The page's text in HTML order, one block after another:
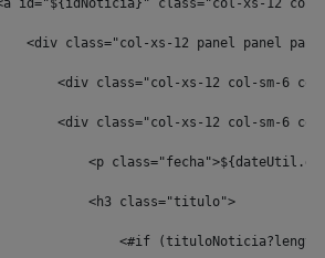
id="${idNoticia}" class="col-xs-12
<div class="col-xs-12 panel panel
<div class="col-xs-12 col-sm-6
<div class="col-xs-12 col-sm-6
<p
<h3 class="titulo">
<#if